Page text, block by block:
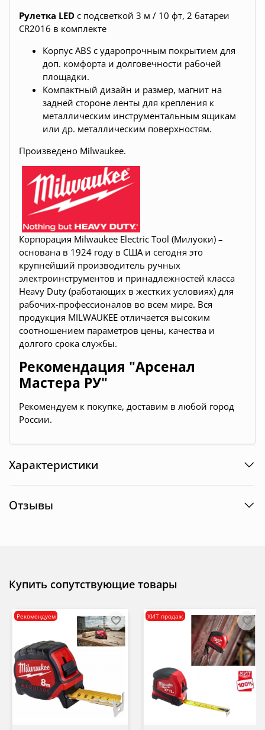
Рулетка LED с подсветкой 3 м / 10 фт, 2 батареи
CR2016 в комплекте
Корпус ABS с ударопрочным покрытием для
доп. комфорта и долговечности рабочей
площадки.
Компактный дизайн и размер, магнит на
задней стороне ленты для крепления к
металлическим инструментальным ящикам
или др. металлическим поверхностям.
Произведено Milwaukee.
Корпорация Milwaukee Electric Tool (Милуоки) –
основана в 1924 году в США и сегодня это
крупнейший производитель ручных
электроинструментов и принадлежностей класса
Heavy Duty (работающих в жестких условиях) для
рабочих-профессионалов во всем мире. Вся
продукция MILWAUKEE отличается высоким
соотношением параметров цены, качества и
долгого срока службы.
Рекомендация "Арсенал
Мастера РУ"
Рекомендуем к покупке, доставим в любой город
России.
Характеристики
Отзывы
Купить сопутствующие товары
Рекомендуем ХИТ продаж